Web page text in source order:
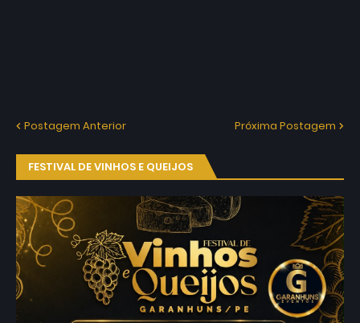
Postagem Anterior Próxima Postagem
FESTIVAL DE VINHOS E QUEIJOS